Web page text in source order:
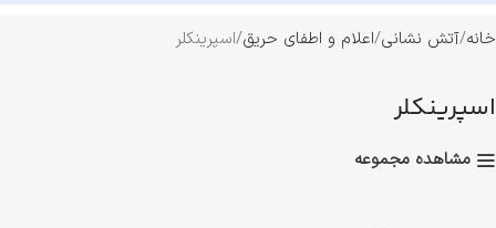
خانه آتش نشانی اعلام و اطفای حریق اسپرینکلر
اسپرینکلر
مشاهده مجموعه